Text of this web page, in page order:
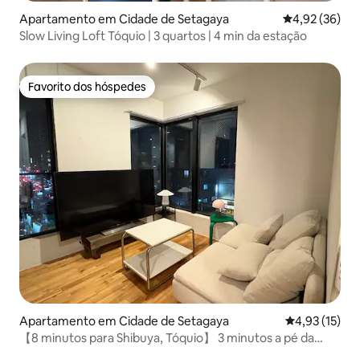
Apartamento em Cidade de Setagaya Classificação
4,92 (36)
Slow Living Loft Tóquio | 3 quartos | 4 min da estação
Favorito dos hóspedes
Favorito dos hóspedes
Apartamento em Cidade de Setagaya Classificação
4,93 (15)
【8 minutos para Shibuya, Tóquio】 3 minutos a pé da